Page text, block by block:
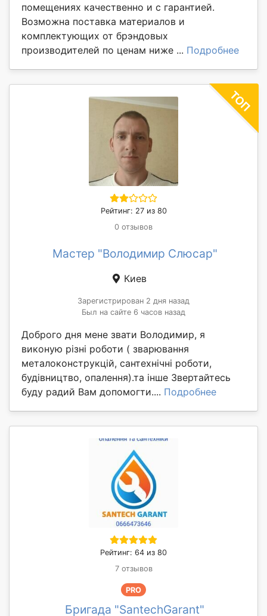
помещениях качественно и с гарантией.
Возможна поставка материалов и
комплектующих от брэндовых
производителей по ценам ниже ... Подробнее
Рейтинг: 27 из 80
0 отзывов
Мастер "Володимир Слюсар"
Киев
Зарегистрирован 2 дня назад
Был на сайте 6 часов назад
Доброго дня мене звати Володимир, я
виконую різні роботи ( зварювання
металоконструкцій, сантехнічні роботи,
будівництво, опалення).та інше Звертайтесь
буду радий Вам допомогти.... Подробнее
Рейтинг: 64 из 80
7 отзывов
PRO
Бригада "SantechGarant"